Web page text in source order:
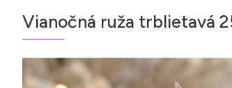
Vianočná ruža trblietavá